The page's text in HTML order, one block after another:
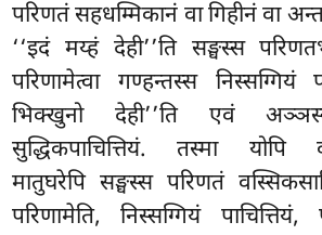
परिणतं सहधम्मिकानं वा गिहीनं वा
‘‘इदं मय्हं देही’’ति सङ्घस्स
परिणामेत्वा गण्हन्तस्स निस्सग्गियं
भिक्खुनो देही’’ति एवं
सुद्धिकपाचित्तियं. तस्मा योपि
मातुघरेपि सङ्घस्स परिणतं
परिणामेति, निस्सग्गियं